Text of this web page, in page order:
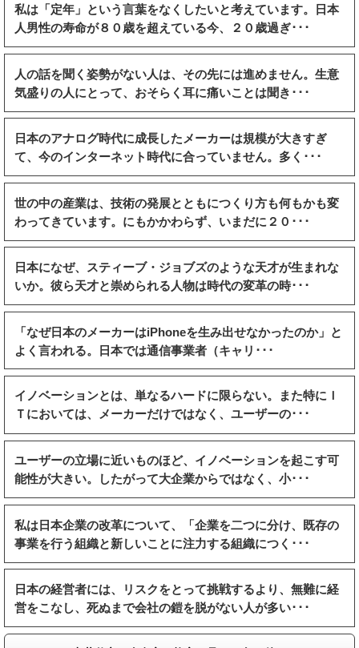
私は「定年」という言葉をなくしたいと考えています。日本
人男性の寿命が８０歳を超えている今、２０歳過ぎ･･･
人の話を聞く姿勢がない人は、その先には進めません。生意
気盛りの人にとって、おそらく耳に痛いことは聞き･･･
日本のアナログ時代に成長したメーカーは規模が大きすぎ
て、今のインターネット時代に合っていません。多く･･･
世の中の産業は、技術の発展とともにつくり方も何もかも変
わってきています。にもかかわらず、いまだに２０･･･
日本になぜ、スティーブ・ジョブズのような天才が生まれな
いか。彼ら天才と崇められる人物は時代の変革の時･･･
「なぜ日本のメーカーはiPhoneを生み出せなかったのか」と
よく言われる。日本では通信事業者（キャリ･･･
イノベーションとは、単なるハードに限らない。また特にＩ
Ｔにおいては、メーカーだけではなく、ユーザーの･･･
ユーザーの立場に近いものほど、イノベーションを起こす可
能性が大きい。したがって大企業からではなく、小･･･
私は日本企業の改革について、「企業を二つに分け、既存の
事業を行う組織と新しいことに注力する組織につく･･･
日本の経営者には、リスクをとって挑戦するより、無難に経
営をこなし、死ぬまで会社の鎧を脱がない人が多い･･･